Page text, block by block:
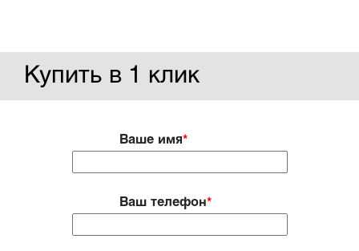
Купить в 1 клик
Ваше имя*
Ваш телефон*